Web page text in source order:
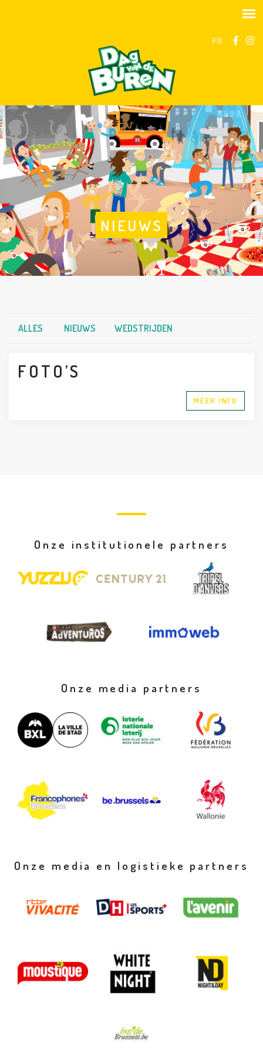
FR
NIEUWS
ALLES NIEUWS WEDSTRIJDEN
FOTO’S
MEER INFO
Onze institutionele partners
Onze media partners
Onze media en logistieke partners